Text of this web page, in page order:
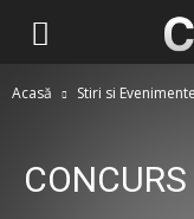
Acasă Stiri si Evenimente